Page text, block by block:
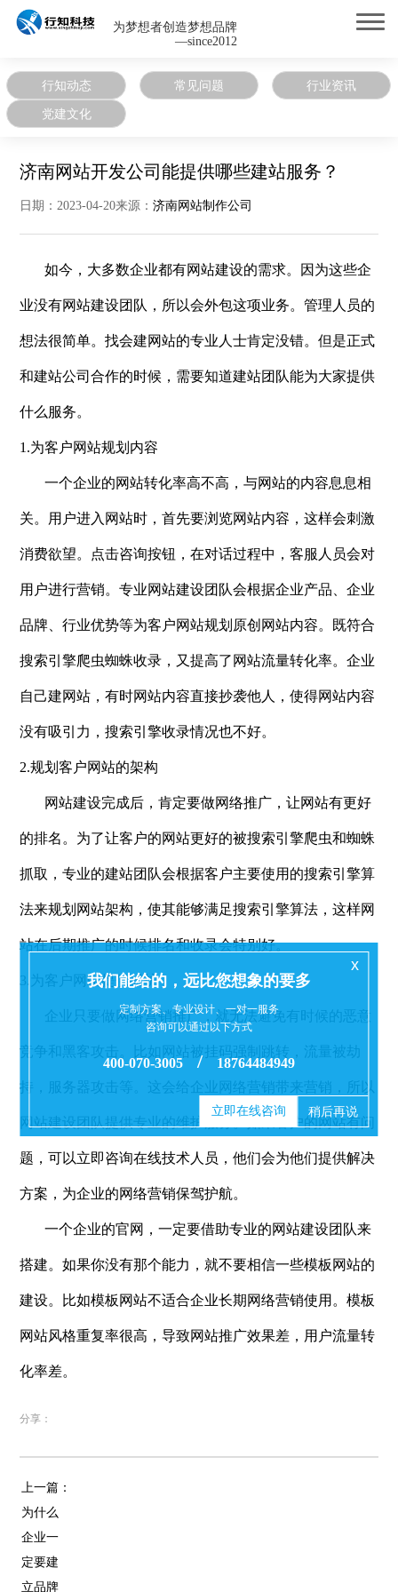
为梦想者创造梦想品牌
—since2012
行知动态 常见问题 行业资讯
党建文化
济南网站开发公司能提供哪些建站服务？
日期：2023-04-20来源：济南网站制作公司
如今，大多数企业都有网站建设的需求。因为这些企
业没有网站建设团队，所以会外包这项业务。管理人员的
想法很简单。找会建网站的专业人士肯定没错。但是正式
和建站公司合作的时候，需要知道建站团队能为大家提供
什么服务。
1.为客户网站规划内容
一个企业的网站转化率高不高，与网站的内容息息相
关。用户进入网站时，首先要浏览网站内容，这样会刺激
消费欲望。点击咨询按钮，在对话过程中，客服人员会对
用户进行营销。专业网站建设团队会根据企业产品、企业
品牌、行业优势等为客户网站规划原创网站内容。既符合
搜索引擎爬虫蜘蛛收录，又提高了网站流量转化率。企业
自己建网站，有时网站内容直接抄袭他人，使得网站内容
没有吸引力，搜索引擎收录情况也不好。
2.规划客户网站的架构
网站建设完成后，肯定要做网络推广，让网站有更好
的排名。为了让客户的网站更好的被搜索引擎爬虫和蜘蛛
抓取，专业的建站团队会根据客户主要使用的搜索引擎算
法来规划网站架构，使其能够满足搜索引擎算法，这样网
站在后期推广的时候排名和收录会特别好。
3.为客户网站提供维护
企业只要做网络营销推广，就无法避免有时候的恶意
竞争和黑客攻击。比如网站被挂码强制跳转，流量被劫
持，服务器攻击等。这会给企业网络营销带来营销，所以
网站建设团队提供专业的维护服务。如果客户的网站有问
题，可以立即咨询在线技术人员，他们会为他们提供解决
方案，为企业的网络营销保驾护航。
一个企业的官网，一定要借助专业的网站建设团队来
搭建。如果你没有那个能力，就不要相信一些模板网站的
建设。比如模板网站不适合企业长期网络营销使用。模板
网站风格重复率很高，导致网站推广效果差，用户流量转
化率差。
分享：
上一篇：
为什么
企业一
定要建
立品牌
x
我们能给的，远比您想象的要多
定制方案、专业设计、一对一服务
咨询可以通过以下方式
400-070-3005 / 18764484949
立即在线咨询 稍后再说